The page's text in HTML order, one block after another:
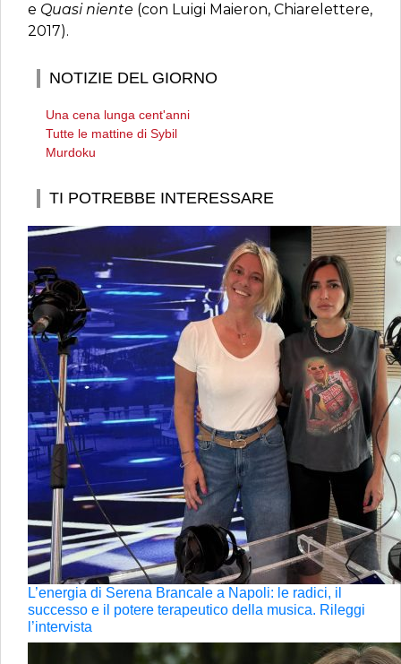
e Quasi niente (con Luigi Maieron, Chiarelettere,
2017).
NOTIZIE DEL GIORNO
Una cena lunga cent'anni
Tutte le mattine di Sybil
Murdoku
TI POTREBBE INTERESSARE
L’energia di Serena Brancale a Napoli: le radici, il
successo e il potere terapeutico della musica. Rileggi
l’intervista